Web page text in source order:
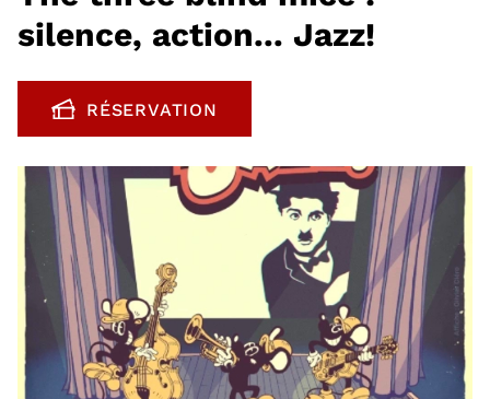
silence, action... Jazz!
RÉSERVATION
, OUVRE UNE NOUVELLE FENÊTRE